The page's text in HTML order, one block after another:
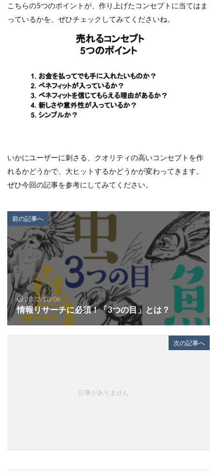
こちらの5つのポイントが、作り上げたコンセプトに当てはま
っているかを、ぜひチェックしてみてくださいね。
いかにユーザーに刺さる、クオリティの高いコンセプトを作
れるかどうかで、大ヒットするかどうかが変わってきます。
ぜひ今回の記事を参考にしてみてください。
前の記事へ
2022/10/06
情報リサーチに必須！「3つの目」とは？
次の記事へ
記事がありません